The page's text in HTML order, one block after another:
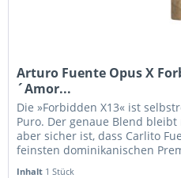
Arturo Fuente Opus X
´Amor...
Die »Forbidden X13« ist
Puro. Der genaue Blend
aber sicher ist, dass Carlito
feinsten dominikanischen
Inhalt 1 Stück